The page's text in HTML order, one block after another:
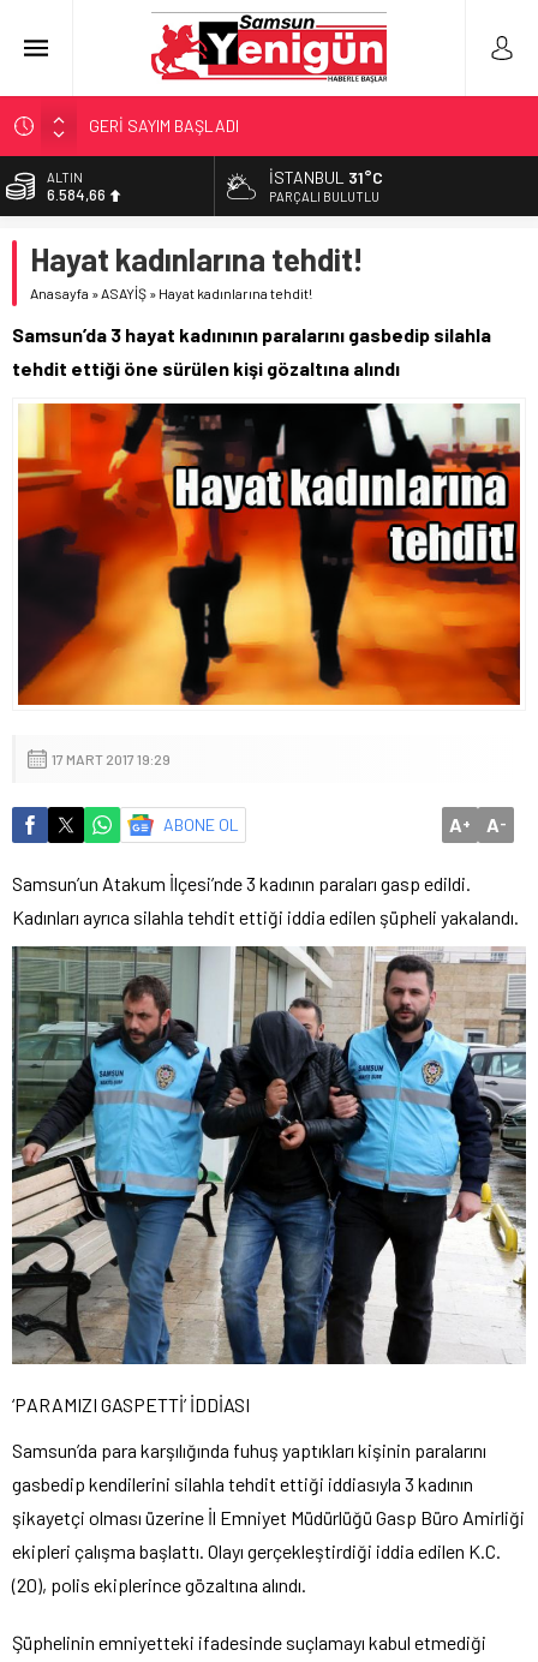
GERİ SAYIM BAŞLADI
SAMSUNSPOR’DA HEDEF 5’İNCİLİK!
‘BAFRA’YA YATIRIM YAPIN!’
YÖNETİCİ SEÇERKEN YAPILAN EN BÜYÜK HATALAR
ALTIN
6.584,66
13.889,75
DOLAR
55,0051
İSTANBUL 31°C
PARÇALI BULUTLU
Hayat kadınlarına tehdit!
Anasayfa »ASAYİŞ » Hayat kadınlarına tehdit!
Samsun’da 3 hayat kadınının paralarını gasbedip silahla
tehdit ettiği öne sürülen kişi gözaltına alındı
17 MART 2017 19:29
ABONE OL A+ A-
Samsun’un Atakum İlçesi’nde 3 kadının paraları gasp edildi.
Kadınları ayrıca silahla tehdit ettiği iddia edilen şüpheli yakalandı.
‘PARAMIZI GASPETTİ’ İDDİASI
Samsun’da para karşılığında fuhuş yaptıkları kişinin paralarını
gasbedip kendilerini silahla tehdit ettiği iddiasıyla 3 kadının
şikayetçi olması üzerine İl Emniyet Müdürlüğü Gasp Büro Amirliği
ekipleri çalışma başlattı. Olayı gerçekleştirdiği iddia edilen K.C.
(20), polis ekiplerince gözaltına alındı.
Şüphelinin emniyetteki ifadesinde suçlamayı kabul etmediği